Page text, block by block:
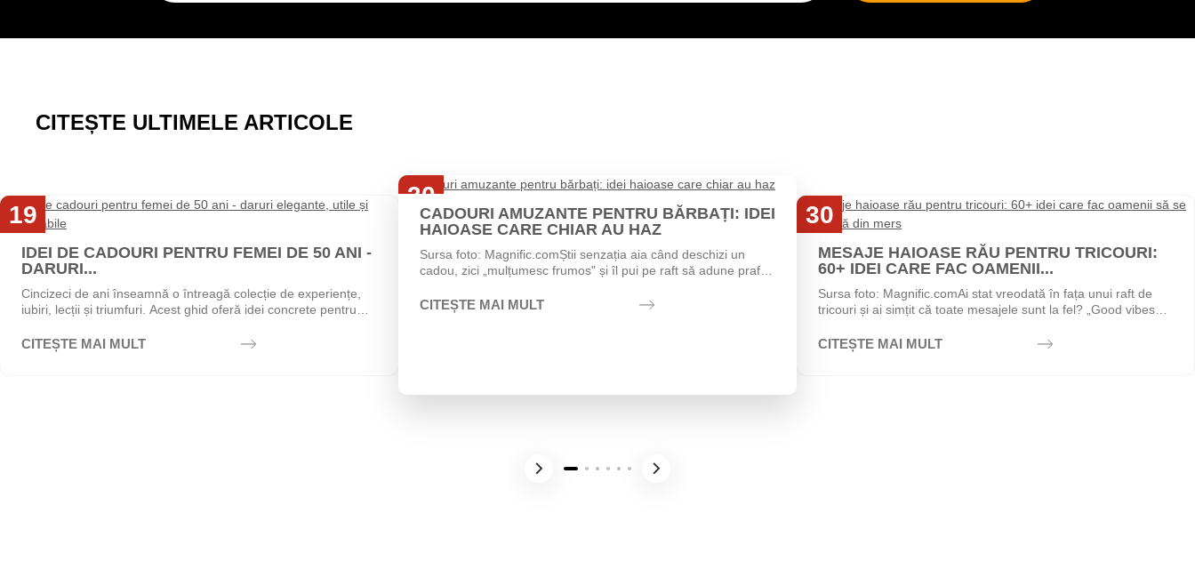
CITEȘTE ULTIMELE ARTICOLE
19
IDEI DE CADOURI PENTRU FEMEI DE 50 ANI -
DARURI...
Cincizeci de ani înseamnă o întreagă colecție de experiențe,
iubiri, lecții și triumfuri. Acest ghid oferă idei concrete pentru
CITEȘTE MAI MULT
30
Iul
CADOURI AMUZANTE PENTRU BĂRBAȚI: IDEI
HAIOASE CARE CHIAR AU HAZ
Sursa foto: Magnific.comȘtii senzația aia când deschizi un
cadou, zici „mulțumesc frumos" și îl pui pe raft să adune praf?
CITEȘTE MAI MULT
30
MESAJE HAIOASE RĂU PENTRU TRICOURI:
60+ IDEI CARE FAC OAMENII...
Sursa foto: Magnific.comAi stat vreodată în fața unui raft de
tricouri și ai simțit că toate mesajele sunt la fel? „Good vibes
CITEȘTE MAI MULT